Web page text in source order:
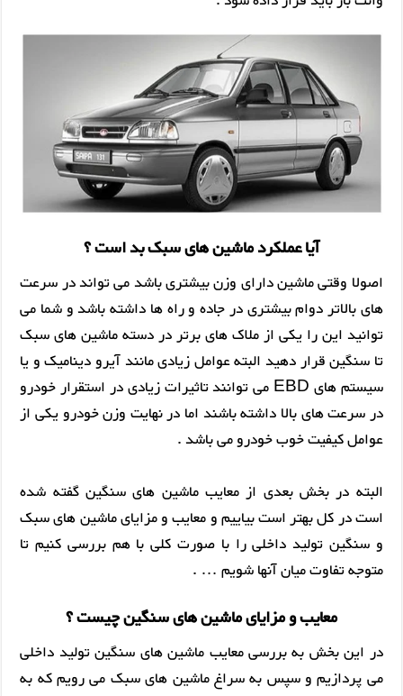
آیا عملکرد ماشین های سبک بد است ؟
اصولا وقتی ماشین دارای وزن بیشتری باشد می تواند در سرعت
های بالاتر دوام بیشتری در جاده و راه ها داشته باشد و شما می
توانید این را یکی از ملاک های برتر در دسته ماشین های سبک
تا سنگین قرار دهید البته عوامل زیادی مانند آیرو دینامیک و یا
سیستم های EBD می توانند تاثیرات زیادی در استقرار خودرو
در سرعت های بالا داشته باشند اما در نهایت وزن خودرو یکی از
عوامل کیفیت خوب خودرو می باشد .
البته در بخش بعدی از معایب ماشین های سنگین گفته شده
است در کل بهتر است بیاییم و معایب و مزایای ماشین های سبک
و سنگین تولید داخلی را با صورت کلی با هم بررسی کنیم تا
متوجه تفاوت میان آنها شویم … .
معایب و مزایای ماشین های سنگین چیست ؟
در این بخش به بررسی معایب ماشین های سنگین تولید داخلی
می پردازیم و سپس به سراغ ماشین های سبک می رویم که به